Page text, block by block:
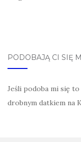
PODOBAJĄ CI SIĘ
Jeśli podoba mi się
drobnym datkiem na